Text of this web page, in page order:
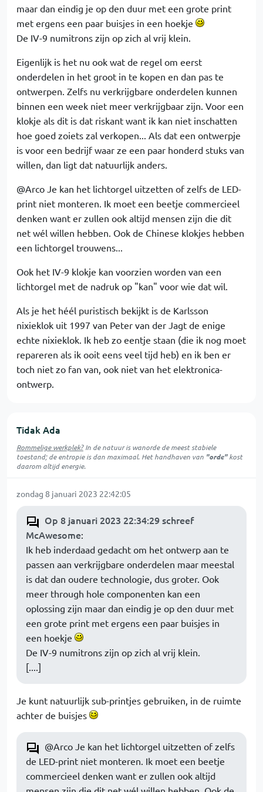
maar dan eindig je op den duur met een grote print
met ergens een paar buisjes in een hoekje
De IV-9 numitrons zijn op zich al vrij klein.
Eigenlijk is het nu ook wat de regel om eerst
onderdelen in het groot in te kopen en dan pas te
ontwerpen. Zelfs nu verkrijgbare onderdelen kunnen
binnen een week niet meer verkrijgbaar zijn. Voor een
klokje als dit is dat riskant want ik kan niet inschatten
hoe goed zoiets zal verkopen... Als dat een ontwerpje
is voor een bedrijf waar ze een paar honderd stuks van
willen, dan ligt dat natuurlijk anders.
@Arco Je kan het lichtorgel uitzetten of zelfs de LED-
print niet monteren. Ik moet een beetje commercieel
denken want er zullen ook altijd mensen zijn die dit
net wél willen hebben. Ook de Chinese klokjes hebben
een lichtorgel trouwens...
Ook het IV-9 klokje kan voorzien worden van een
lichtorgel met de nadruk op "kan" voor wie dat wil.
Als je het héél puristisch bekijkt is de Karlsson
nixieklok uit 1997 van Peter van der Jagt de enige
echte nixieklok. Ik heb zo eentje staan (die ik nog moet
repareren als ik ooit eens veel tijd heb) en ik ben er
toch niet zo fan van, ook niet van het elektronica-
ontwerp.
Tidak Ada
Rommelige werkplek?In de natuur iswanordede meest stabiele
toestand; de entropie is dan maximaal. Het handhaven van "orde"kost
daarom altijd energie.
zondag 8 januari 2023 22:42:05
Op 8 januari 2023 22:34:29 schreef
McAwesome:
Ik heb inderdaad gedacht om het ontwerp aan te
passen aan verkrijgbare onderdelen maar meestal
is dat dan oudere technologie, dus groter. Ook
meer through hole componenten kan een
oplossing zijn maar dan eindig je op den duur met
een grote print met ergens een paar buisjes in
een hoekje
De IV-9 numitrons zijn op zich al vrij klein.
[....]
Je kunt natuurlijk sub-printjes gebruiken, in de ruimte
achter de buisjes
@Arco Je kan het lichtorgel uitzetten of zelfs
de LED-print niet monteren. Ik moet een beetje
commercieel denken want er zullen ook altijd